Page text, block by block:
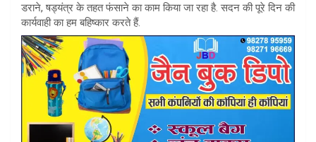
डराने, षड्यंत्र के तहत फंसाने का काम किया जा रहा है. सदन की पूरे दिन की
कार्यवाही का हम बहिष्कार करते हैं.